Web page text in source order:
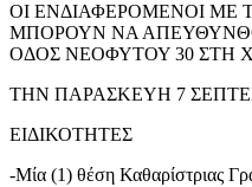
ΟΙ ΕΝΔΙΑΦΕΡΟΜΕΝΟΙ ΜΕ
ΜΠΟΡΟΥΝ ΝΑ
ΟΔΟΣ ΝΕΟΦΥΤΟΥ 30 ΣΤΗ
ΤΗΝ ΠΑΡΑΣΚΕΥΗ 7
ΕΙΔΙΚΟΤΗΤΕΣ
-Μία (1) θέση Καθαρίστριας